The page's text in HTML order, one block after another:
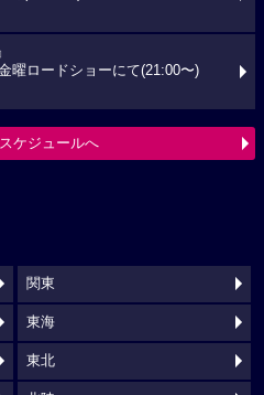
曜ロードショーにて(21:00〜)
ケジュールへ
関東
東海
東北